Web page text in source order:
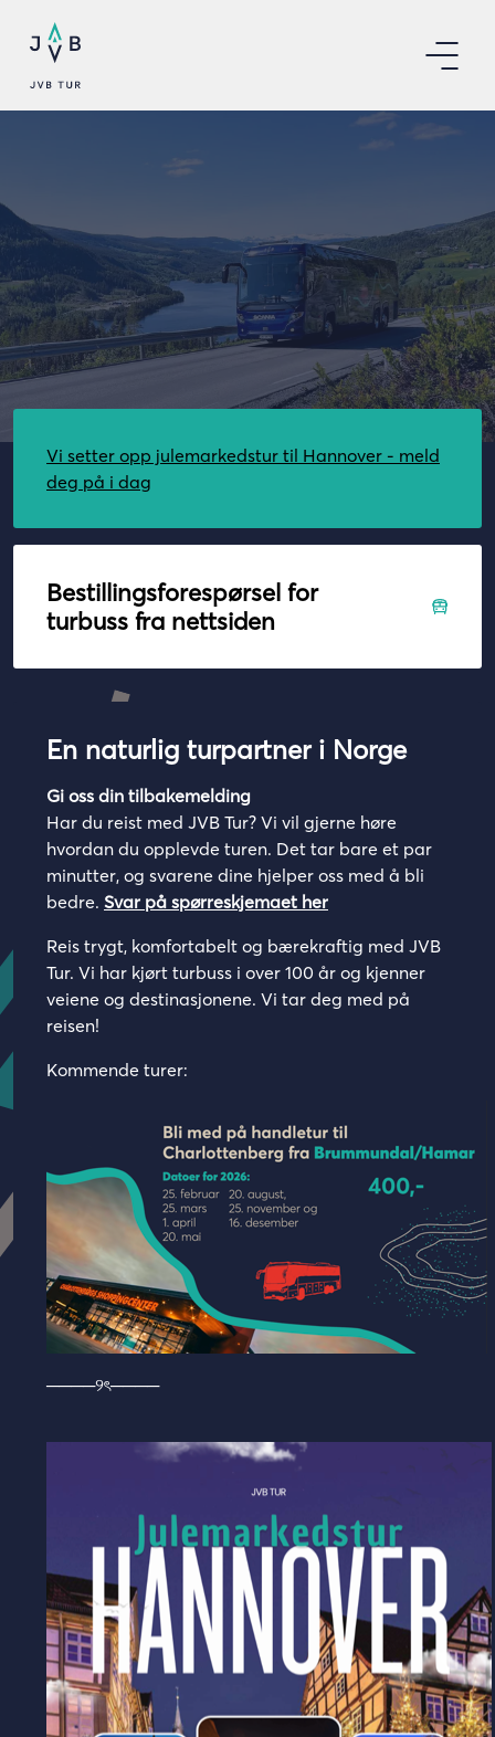
Vi setter opp julemarkedstur til Hannover - meld
deg på i dag
Bestillingsforespørsel for
turbuss fra nettsiden
Reise til
Tur/retur
Dato avreise
Ca. antall personer
Din e-postadresse
En naturlig turpartner i Norge
Gi oss din tilbakemelding
Har du reist med JVB Tur? Vi vil gjerne høre
hvordan du opplevde turen. Det tar bare et par
minutter, og svarene dine hjelper oss med å bli
bedre. Svar på spørreskjemaet her
Reis trygt, komfortabelt og bærekraftig med JVB
Tur. Vi har kjørt turbuss i over 100 år og kjenner
veiene og destinasjonene. Vi tar deg med på
reisen!
Kommende turer:
────୨ৎ────